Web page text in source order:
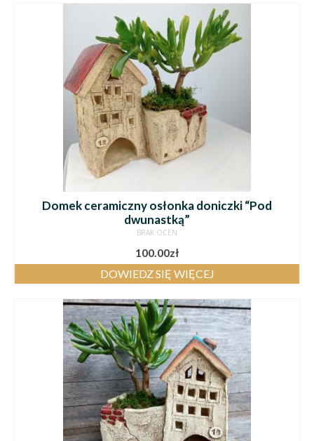
Domek ceramiczny osłonka doniczki “Pod
dwunastką”
BRAK OCEN
100.00zł
DOWIEDZ SIĘ WIĘCEJ